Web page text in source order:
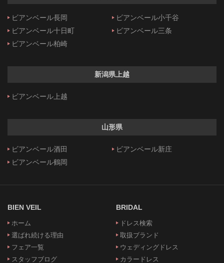
ビアンベール長岡
ビアンベール小千谷
ビアンベール十日町
ビアンベール三条
ビアンベール柏崎
新潟県上越
ビアンベール上越
山形県
ビアンベール酒田
ビアンベール新庄
ビアンベール鶴岡
BIEN VEIL
ホーム
選ばれ続ける理由
フェア一覧
スタッフブログ
BRIDAL
ドレス検索
取扱ブランド
ウェディングドレス
カラードレス